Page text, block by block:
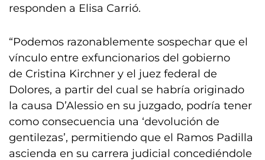
responden a Elisa Carrió.
“Podemos razonablemente sospechar que el
vínculo entre exfuncionarios del gobierno
de Cristina Kirchner y el juez federal de
Dolores, a partir del cual se habría originado
la causa D’Alessio en su juzgado, podría tener
como consecuencia una ‘devolución de
gentilezas’, permitiendo que el Ramos Padilla
ascienda en su carrera judicial concediéndole